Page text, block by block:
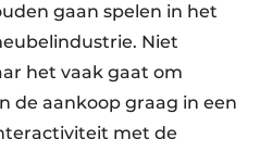
gaan spelen in het
Niet
het vaak gaat om
de aankoop graag in een
met de